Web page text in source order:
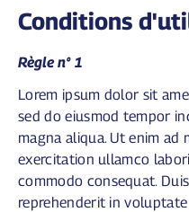
GIRONDE
GRAND EST
LOIRE ATLANTIQUE
MONTAGNE
NORMANDIE
PARIS
SUD-EST
SUD OUEST
VENDEE
TARTINABLES DE
TARTINABLES DE
PETITS TRESORS
JEUX DE VOYAGES
COLLABORATION
NOEL
EVENEMENTS
Conditions
Règle n° 1
Lorem ipsum dolor sit
sed do eiusmod tempor
magna aliqua. Ut enim ad
exercitation ullamco
commodo consequat.
reprehenderit in